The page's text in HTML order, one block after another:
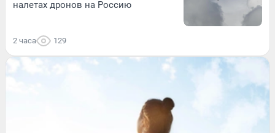
налетах дронов на Россию
2 часа 129